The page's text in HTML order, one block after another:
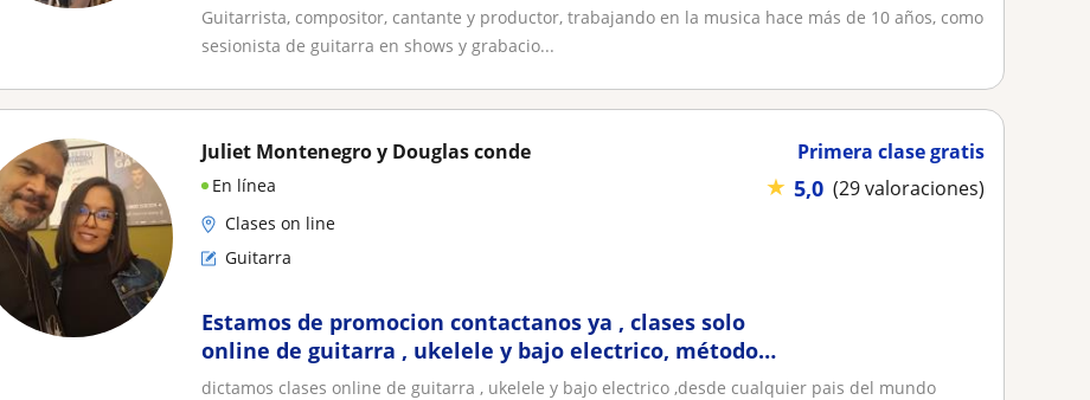
Guitarrista, compositor, cantante y productor, trabajando en la musica hace más de 10 años, como
sesionista de guitarra en shows y grabacio...
Primera clase gratis
★ 5,0 (29 valoraciones)
Juliet Montenegro y Douglas conde
En línea
Clases on line
Guitarra
Estamos de promocion contactanos ya , clases solo
online de guitarra , ukelele y bajo electrico, método
dinámico en tiempo real y personalizado
dictamos clases online de guitarra , ukelele y bajo electrico ,desde cualquier pais del mundo